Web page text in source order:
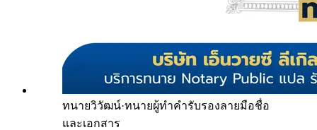
ทนายวิวัฒน์·ทนายผู้ทำคำรับรองลายมือชื่อ
และเอกสาร